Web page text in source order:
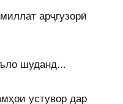
арҷгузорӣ
шуданд...
устувор дар